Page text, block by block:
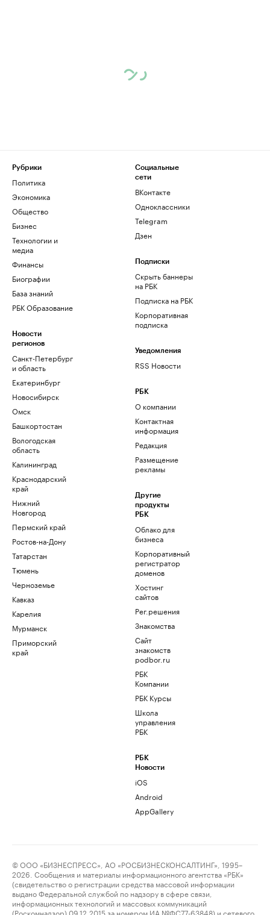
Рубрики
Политика
Экономика
Общество
Бизнес
Технологии и
медиа
Финансы
Биографии
База знаний
РБК Образование
Новости
регионов
Санкт-Петербург
и область
Екатеринбург
Новосибирск
Омск
Башкортостан
Вологодская
область
Калининград
Краснодарский
край
Нижний
Новгород
Пермский край
Ростов-на-Дону
Татарстан
Тюмень
Черноземье
Кавказ
Карелия
Мурманск
Приморский
край
Социальные
сети
ВКонтакте
Одноклассники
Telegram
Дзен
Подписки
Скрыть баннеры
на РБК
Подписка на РБК
Корпоративная
подписка
Уведомления
RSS Новости
РБК
О компании
Контактная
информация
Редакция
Размещение
рекламы
Другие
продукты
РБК
Облако для
бизнеса
Корпоративный
регистратор
доменов
Хостинг
сайтов
Рег.решения
Знакомства
Сайт
знакомств
podbor.ru
РБК
Компании
РБК Курсы
Школа
управления
РБК
РБК
Новости
iOS
Android
AppGallery
© ООО «БИЗНЕСПРЕСС», АО «РОСБИЗНЕСКОНСАЛТИНГ», 1995–
2026. Сообщения и материалы информационного агентства «РБК»
(свидетельство о регистрации средства массовой информации
выдано Федеральной службой по надзору в сфере связи,
информационных технологий и массовых коммуникаций
(Роскомнадзор) 09.12.2015 за номером ИА №ФС77-63848) и сетевого